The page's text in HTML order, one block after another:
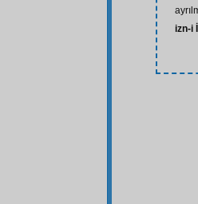
izn-i